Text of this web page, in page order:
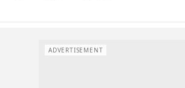
ADVERTISEMENT